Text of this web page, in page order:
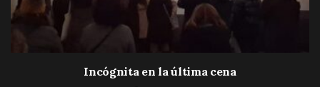
Incógnita en la última cena